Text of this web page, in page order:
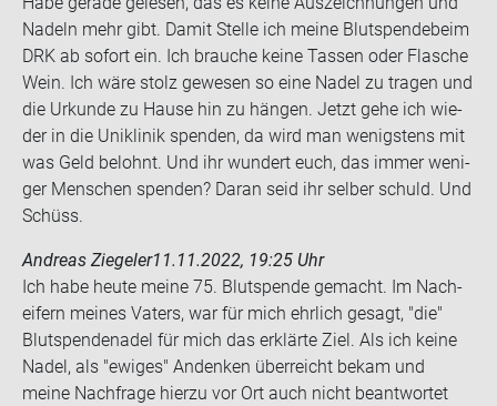
Na­deln mehr gibt. Damit Stel­le ich meine Blut­spen­de­beim
DRK ab so­fort ein. Ich brau­che keine Tas­sen oder Fla­sche
Wein. Ich wäre stolz ge­we­sen so eine Nadel zu tra­gen und
die Ur­kun­de zu Hause hin zu hän­gen. Jetzt gehe ich wie­
der in die Uni­kli­nik spen­den, da wird man we­nigs­tens mit
was Geld be­lohnt. Und ihr wun­dert euch, das immer we­ni­
ger Men­schen spen­den? Daran seid ihr sel­ber schuld. Und
Schüss.
Andreas Ziegeler11.11.2022, 19:25 Uhr
Ich habe heute meine 75. Blut­spen­de ge­macht. Im Nach­
ei­fern mei­nes Va­ters, war für mich ehr­lich ge­sagt, "die"
Blut­spen­de­na­del für mich das er­klär­te Ziel. Als ich keine
Nadel, als "ewi­ges" An­denken über­reicht bekam und
meine Nach­fra­ge hier­zu vor Ort auch nicht be­ant­wor­tet